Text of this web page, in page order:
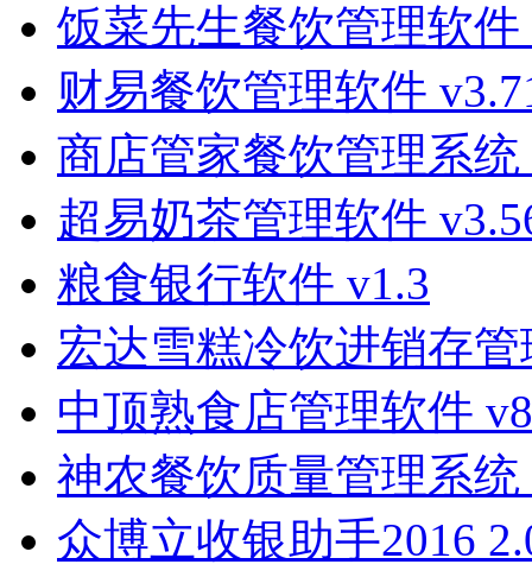
饭菜先生餐饮管理软件
财易餐饮管理软件
商店管家餐饮管理系统
超易奶茶管理软件
粮食银行软件 v1.3
宏达雪糕冷饮进销存
中顶熟食店管理软件
神农餐饮质量管理系统
众博立收银助手2016